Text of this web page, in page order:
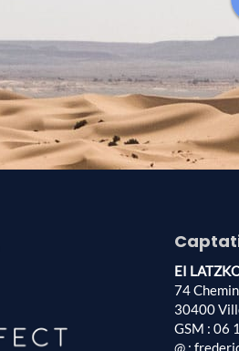
EI
74
30400
GSM : 06
@ :